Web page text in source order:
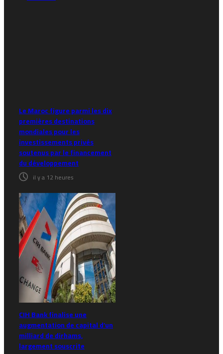
Le Maroc figure parmi les dix
premières destinations
mondiales pour les
investissements privés
soutenus par le financement
du développement
il y a 12 heures
CIH Bank finalise une
augmentation de capital d’un
milliard de dirhams,
largement souscrite